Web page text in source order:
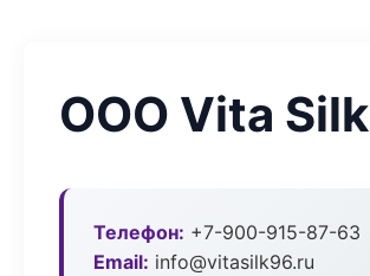
ООО Vita Silk
Телефон: +7-900-915-87-63
Email: info@vitasilk96.ru